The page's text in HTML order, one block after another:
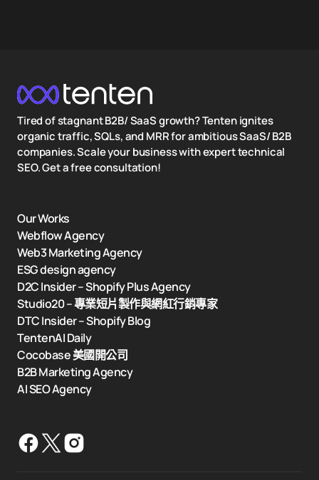
Tired of stagnant B2B/ SaaS growth? Tenten ignites
organic traffic, SQLs, and MRR for ambitious SaaS/ B2B
companies. Scale your business with expert technical
SEO. Get a free consultation!
Our Works
Webflow Agency
Web3 Marketing Agency
ESG design agency
D2C Insider – Shopify Plus Agency
Studio20 – 專業短片製作與網紅行銷專家
DTC Insider – Shopify Blog
TentenAI Daily
Cocobase 美國開公司
B2B Marketing Agency
AI SEO Agency